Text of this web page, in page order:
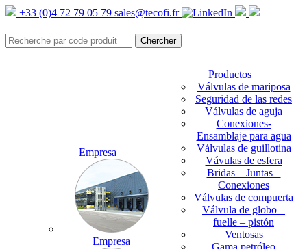
+33 (0)4 72 79 05 79 sales@tecofi.fr
Empresa
Empresa
Productos
Válvulas de mariposa
Seguridad de las redes
Válvulas de aguja
Conexiones-
Ensamblaje para agua
Válvulas de guillotina
Vávulas de esfera
Bridas – Juntas –
Conexiones
Válvulas de compuerta
Válvula de globo –
fuelle – pistón
Ventosas